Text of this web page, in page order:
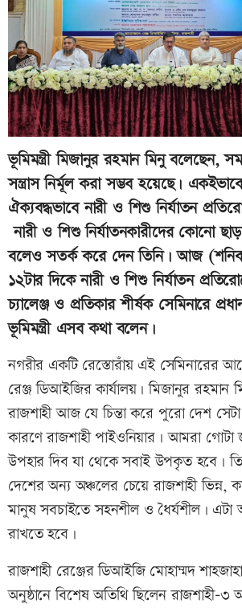
ভূমিমন্ত্রী মিজানুর রহমান মিনু বলেছেন,
সন্ত্রাস নির্মূল করা সম্ভব হয়েছে।
ঐক্যবদ্ধভাবে নারী ও শিশু নির্যাতন
নারী ও শিশু নির্যাতনকারীদের কোনো
বলেও সতর্ক করে দেন তিনি। আজ
১২টার দিকে নারী ও শিশু নির্যাতন
চ্যালেঞ্জ ও প্রতিকার শীর্ষক সেমিনারে
ভূমিমন্ত্রী এসব কথা বলেন।
নগরীর একটি রেস্তোরাঁয় এই সেমিনারের
রেঞ্জ ডিআইজির কার্যালয়। মিজানুর
রাজশাহী আজ যে চিন্তা করে পুরো দেশ
কারণে রাজশাহী পাইওনিয়ার। আমরা
উপহার দিব যা থেকে সবাই উপকৃত হবে।
দেশের অন্য অঞ্চলের চেয়ে রাজশাহী ভিন্ন,
মানুষ সবচাইতে সহনশীল ও ধৈর্যশীল।
রাখতে হবে।
রাজশাহী রেঞ্জের ডিআইজি মোহাম্মদ
অনুষ্ঠানে বিশেষ অতিথি ছিলেন রাজশাহী-